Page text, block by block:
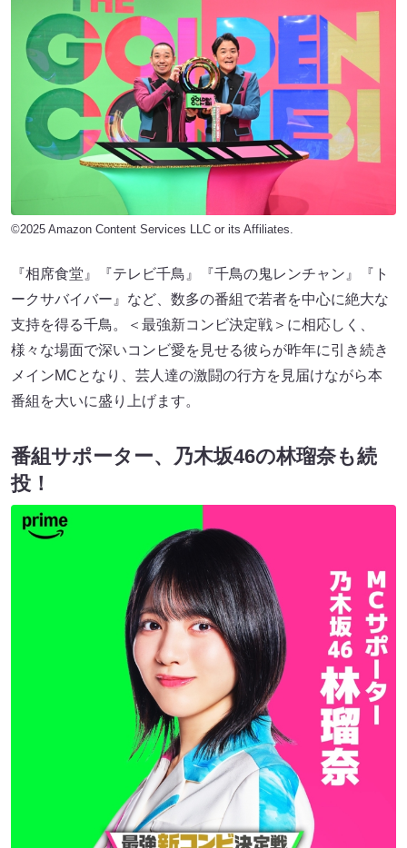
©2025 Amazon Content Services LLC or its Affiliates.
『相席食堂』『テレビ千鳥』『千鳥の鬼レンチャン』『ト
ークサバイバー』など、数多の番組で若者を中心に絶大な
支持を得る千鳥。＜最強新コンビ決定戦＞に相応しく、
様々な場面で深いコンビ愛を見せる彼らが昨年に引き続き
メインMCとなり、芸人達の激闘の行方を見届けながら本
番組を大いに盛り上げます。
番組サポーター、乃木坂46の林瑠奈も続
投！